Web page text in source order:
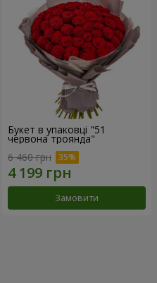
Букет в упаковці "51
червона троянда"
6 460 грн
Замовити